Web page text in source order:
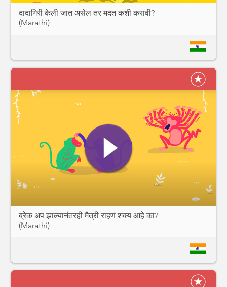
दादागिरी केली जात असेल तर मदत कशी करावी?
(Marathi)
ब्रेक अप झाल्यानंतरही मैत्री राहणं शक्य आहे का?
(Marathi)